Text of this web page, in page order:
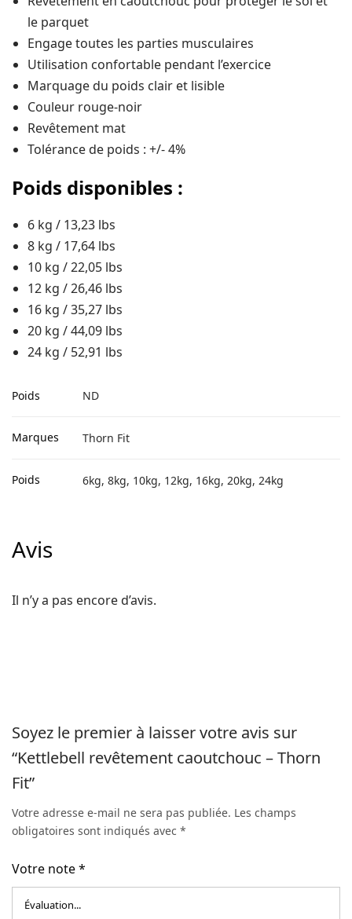
le parquet
Engage toutes les parties musculaires
Utilisation confortable pendant l’exercice
Marquage du poids clair et lisible
Couleur rouge-noir
Revêtement mat
Tolérance de poids : +/- 4%
Poids disponibles :
6 kg / 13,23 lbs
8 kg / 17,64 lbs
10 kg / 22,05 lbs
12 kg / 26,46 lbs
16 kg / 35,27 lbs
20 kg / 44,09 lbs
24 kg / 52,91 lbs
Poids ND
Marques Thorn Fit
Poids 6kg, 8kg, 10kg, 12kg, 16kg, 20kg, 24kg
Avis
Il n’y a pas encore d’avis.
Soyez le premier à laisser votre avis sur
“Kettlebell revêtement caoutchouc – Thorn
Fit”
Votre adresse e-mail ne sera pas publiée. Les champs
obligatoires sont indiqués avec*
Votre note*